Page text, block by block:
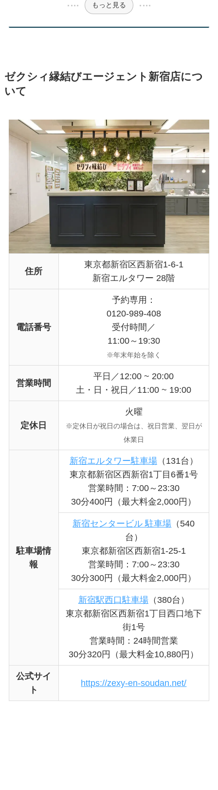
もっと見る
ゼクシィ縁結びエージェント新宿店につ
いて
住所
東京都新宿区西新宿1-6-1
新宿エルタワー 28階
電話番号
予約専用：
0120-989-408
受付時間／
11:00～19:30
※年末年始を除く
営業時間
平日／12:00 ~ 20:00
土・日・祝日／11:00 ~ 19:00
定休日
火曜
※定休日が祝日の場合は、祝日営業、翌日が
休業日
駐車場情
報
新宿エルタワー駐車場（131台）
東京都新宿区西新宿1丁目6番1号
営業時間：7:00～23:30
30分400円（最大料金2,000円）
新宿センタービル 駐車場 （540
台）
東京都新宿区西新宿1-25-1
営業時間：7:00～23:30
30分300円（最大料金2,000円）
新宿駅西口駐車場（380台）
東京都新宿区西新宿1丁目西口地下
街1号
営業時間：24時間営業
30分320円（最大料金10,880円）
公式サイ
ト
https://zexy-en-soudan.net/